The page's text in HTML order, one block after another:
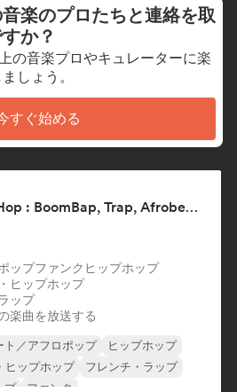
楽のプロたちと連絡を取
か？
の音楽プロやキュレーターに楽
しょう。
すぐ始める
100% Hip Hop : BoomBap, Trap, Afrobeats !
ップファンク ヒップホップ
ヒップホップ
ップ
楽曲を放送する
ト／アフロポップ
ヒップホップ
ヒップホップ
フレンチ・ラップ
プ ファンク